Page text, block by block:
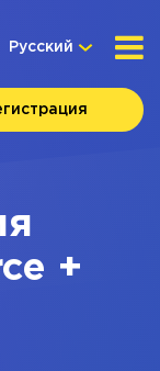
Русский
+